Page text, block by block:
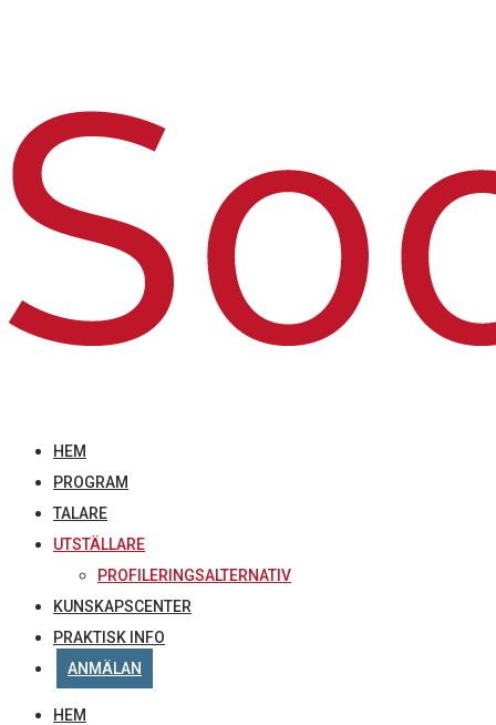
HEM
PROGRAM
TALARE
UTSTÄLLARE
PROFILERINGSALTERNATIV
KUNSKAPSCENTER
PRAKTISK INFO
ANMÄLAN
HEM